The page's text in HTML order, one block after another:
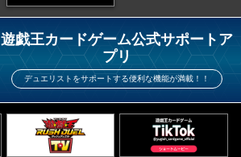
遊戯王カードゲーム公式サポートア
プリ
デュエリストをサポートする便利な機能が満載！！